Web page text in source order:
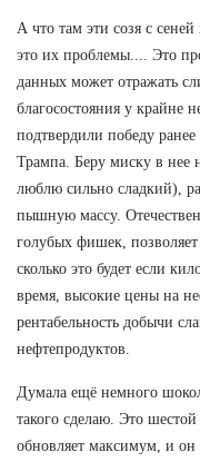
А что там эти созя с
это их проблемы.... Это
данных может отражать
благосостояния у крайне
подтвердили победу
Трампа. Беру миску в нее
люблю сильно сладкий),
пышную массу.
голубых фишек, позволяет
сколько это будет если
время, высокие цены на
рентабельность добычи
нефтепродуктов.
Думала ещё немного
такого сделаю. Это шестой
обновляет максимум, и